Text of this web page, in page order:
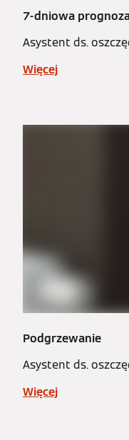
7-dniowa
Asystent ds.
Więcej
Podgrzewanie
Asystent ds.
Więcej